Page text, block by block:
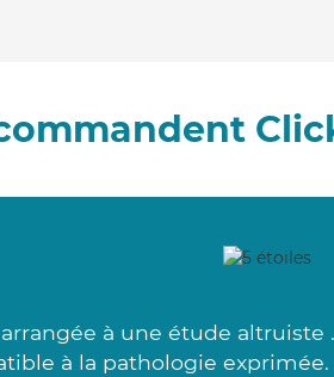
à une étude
à la pathologie